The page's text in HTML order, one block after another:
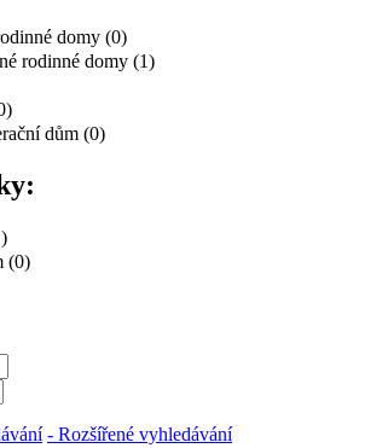
domy (0)
rodinné domy (1)
dům (0)
(0)
- Rozšířené vyhledávání